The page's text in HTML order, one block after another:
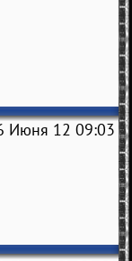
Июня 12 09:03